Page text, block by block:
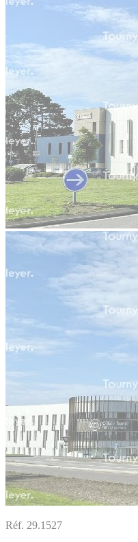
Réf. 29.1527